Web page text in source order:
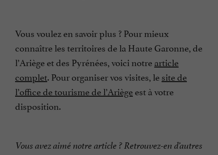
Vous voulez en savoir plus ? Pour mieux
connaître les territoires de la Haute Garonne, de
l’Ariège et des Pyrénées, voici notrearticle
complet. Pour organiser vos visites, lesite de
l’office de tourisme de l’Ariègeest à votre
disposition.
Vous avez aimé notre article ? Retrouvez-en d’autres